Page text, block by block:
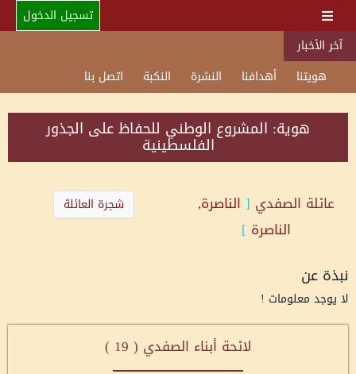
تسجيل الدخول
آخر الأخبار
هويتنا
أهدافنا النشرة النكبة اتصل بنا
هوية: المشروع الوطني للحفاظ على الجذور
الفلسطينية
عائلة الصفدي [ الناصرة,
الناصرة ]
شجرة العائلة
نبذة عن
لا يوجد معلومات !
لائحة أبناء الصفدي ( 19
)